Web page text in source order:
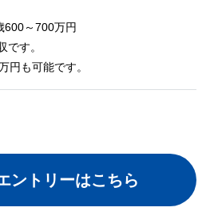
600～700万円
す。
円も可能です。
ントリーはこちら